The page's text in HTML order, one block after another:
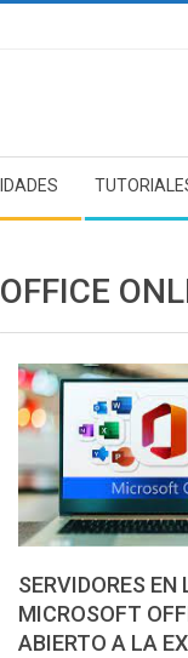
OFFICE
SERVIDORES EN
MICROSOFT
ABIERTO A LA